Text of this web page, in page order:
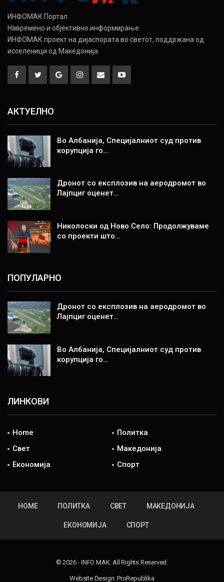
ИНФОМАК Портал
Навремено и објективно информирање.
ИНФОМАК проект на дијаспората во светот, поддржана од
исселеници од Македонија.
АКТУЕЛНО
Во Албанија, Специјалниот суд против
корупција го…
Дронот со експлозив на аеродромот во
Лајпциг оценет…
Николоски од Ново Село: Продолжуваме
со проекти што…
ПОПУЛАРНО
Дронот со експлозив на аеродромот во
Лајпциг оценет…
Во Албанија, Специјалниот суд против
корупција го…
ЛИНКОВИ
Home
Политка
Свет
Македонија
Економија
Спорт
HOME ПОЛИТКА СВЕТ МАКЕДОНИЈА
ЕКОНОМИЈА СПОРТ
© 2026 - INFO MAK. All Rights Reserved.
Website Design:ProRepublika